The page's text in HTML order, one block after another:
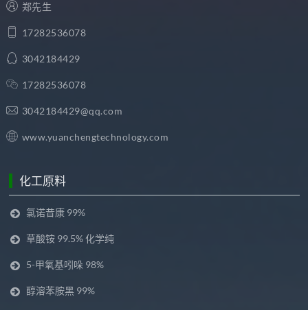
郑先生
17282536078
3042184429
17282536078
3042184429@qq.com
www.yuanchengtechnology.com
化工原料
氯诺昔康 99%
草酸铵 99.5% 化学纯
5-甲氧基吲哚 98%
醇溶苯胺黑 99%